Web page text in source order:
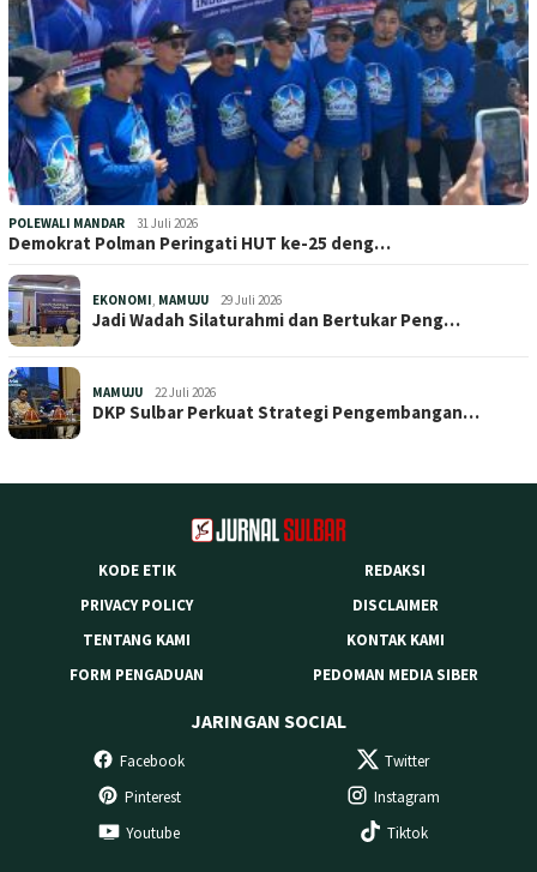
POLEWALI MANDAR 31 Juli 2026
Demokrat Polman Peringati HUT ke-25 deng…
EKONOMI, MAMUJU 29 Juli 2026
Jadi Wadah Silaturahmi dan Bertukar Peng…
MAMUJU 22 Juli 2026
DKP Sulbar Perkuat Strategi Pengembangan…
KODE ETIK
REDAKSI
PRIVACY POLICY
DISCLAIMER
TENTANG KAMI
KONTAK KAMI
FORM PENGADUAN
PEDOMAN MEDIA SIBER
JARINGAN SOCIAL
Facebook
Twitter
Pinterest
Instagram
Youtube
Tiktok